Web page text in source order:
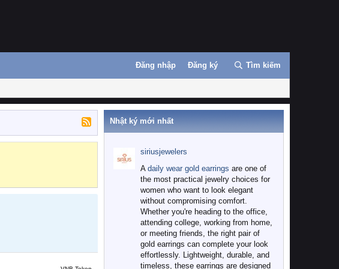
Đăng nhập Đăng ký Tìm kiếm
Nhật ký mới nhất
siriusjewelers
A daily wear gold earrings are one of
the most practical jewelry choices for
women who want to look elegant
without compromising comfort.
Whether you're heading to the office,
attending college, working from home,
or meeting friends, the right pair of
gold earrings can complete your look
effortlessly. Lightweight, durable, and
timeless, these earrings are designed